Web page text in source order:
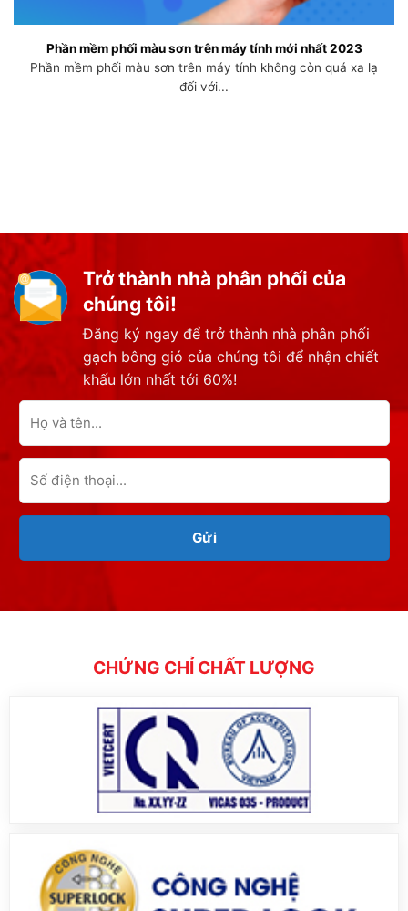
Phần mềm phối màu sơn trên máy tính mới nhất 2023
Phần mềm phối màu sơn trên máy tính không còn quá xa lạ
đối với...
Trở thành nhà phân phối của
chúng tôi!
Đăng ký ngay để trở thành nhà phân phối
gạch bông gió của chúng tôi để nhận chiết
khấu lớn nhất tới 60%!
CHỨNG CHỈ CHẤT LƯỢNG